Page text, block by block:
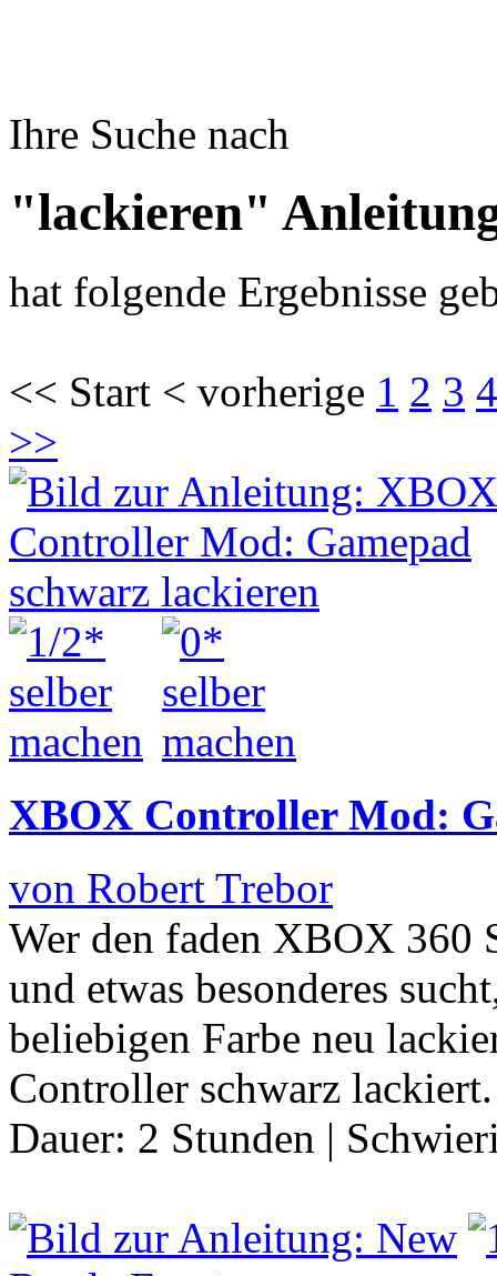
Ihre Suche nach
"lackieren"
hat folgende Ergebnisse
<< Start < vorherige 1 2 3 4
>>
XBOX Controller Mod:
von Robert Trebor
Wer den faden XBOX 360
und etwas besonderes
beliebigen Farbe neu
Controller schwarz
Dauer: 2 Stunden |